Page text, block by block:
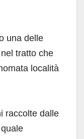
una delle
tratto che
località
raccolte dalle